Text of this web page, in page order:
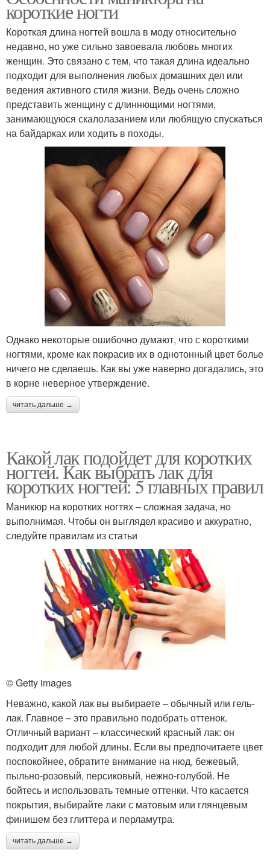
короткие ногти
Короткая длина ногтей вошла в моду относительно
недавно, но уже сильно завоевала любовь многих
женщин. Это связано с тем, что такая длина идеально
подходит для выполнения любых домашних дел или
ведения активного стиля жизни. Ведь очень сложно
представить женщину с длиннющими ногтями,
занимающуюся скалолазанием или любящую спускаться
на байдарках или ходить в походы.
Однако некоторые ошибочно думают, что с короткими
ногтями, кроме как покрасив их в однотонный цвет болье
ничего не сделаешь. Как вы уже наверно догадались, это
в корне неверное утверждение.
читать дальше →
Какой лак подойдет для коротких
ногтей. Как выбрать лак для
коротких ногтей: 5 главных правил
Маникюр на коротких ногтях – сложная задача, но
выполнимая. Чтобы он выглядел красиво и аккуратно,
следуйте правилам из статьи
© Getty images
Неважно, какой лак вы выбираете ‒ обычный или гель-
лак. Главное – это правильно подобрать оттенок.
Отличный вариант ‒ классический красный лак: он
подходит для любой длины. Если вы предпочитаете цвет
поспокойнее, обратите внимание на нюд, бежевый,
пыльно-розовый, персиковый, нежно-голубой. Не
бойтесь и использовать темные оттенки. Что касается
покрытия, выбирайте лаки с матовым или глянцевым
финишем без глиттера и перламутра.
читать дальше →